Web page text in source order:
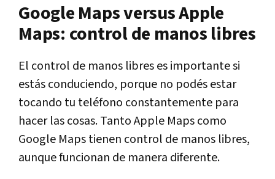
Google Maps versus Apple
Maps: control de manos libres
El control de manos libres es importante si
estás conduciendo, porque no podés estar
tocando tu teléfono constantemente para
hacer las cosas. Tanto Apple Maps como
Google Maps tienen control de manos libres,
aunque funcionan de manera diferente.